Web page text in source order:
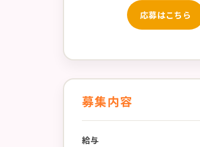
応募はこちら
募集内容
給与